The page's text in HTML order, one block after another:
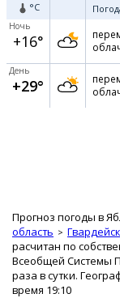
°C
Ночь
+16°
День
+29°
Прогноз погоды в
область
расчитан по
Всеобщей Системы
раза в сутки.
время 19:10